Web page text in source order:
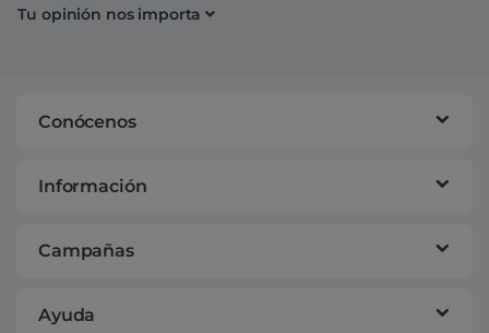
Tu opinión nos importa
Conócenos
Información
Campañas
Ayuda